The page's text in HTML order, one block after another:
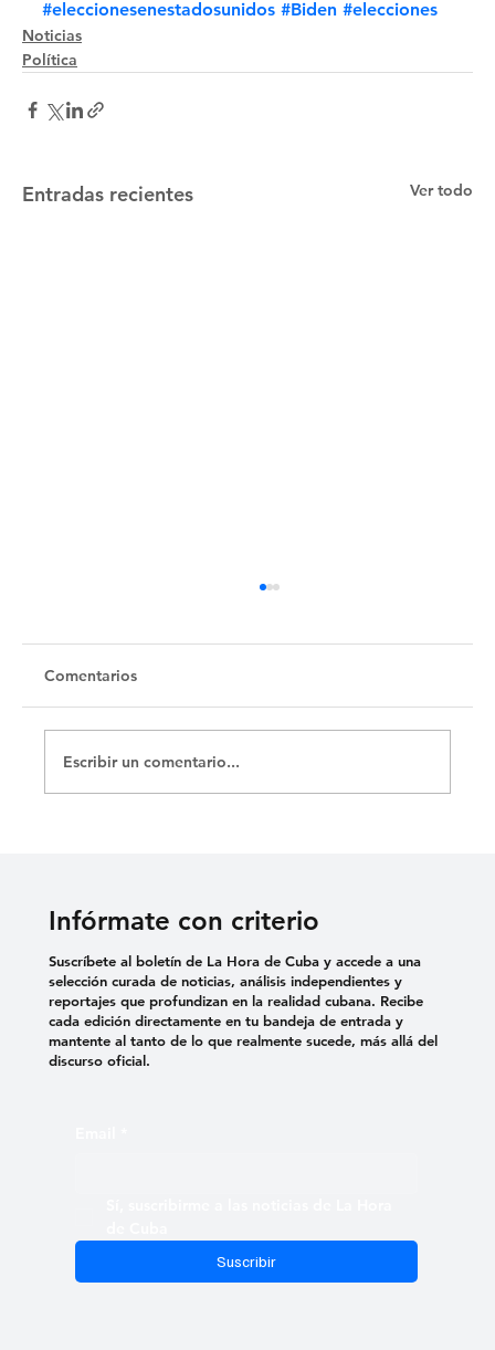
#eleccionesenestadosunidos #Biden #elecciones
Noticias
Política
Entradas recientes Ver todo
Comentarios
Escribir un comentario...
Infórmate con criterio
Suscribir
Suscríbete al boletín de La Hora de Cuba y accede a una
selección curada de noticias, análisis independientes y
reportajes que profundizan en la realidad cubana. Recibe
cada edición directamente en tu bandeja de entrada y
mantente al tanto de lo que realmente sucede, más allá del
discurso oficial.